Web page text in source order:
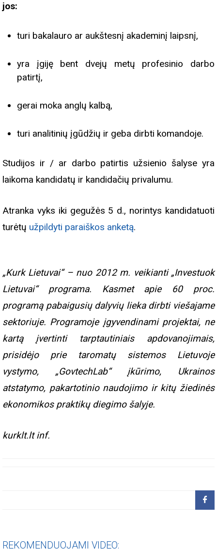
jos:
turi bakalauro ar aukštesnį akademinį laipsnį,
yra įgiję bent dvejų metų profesinio darbo
patirtį,
gerai moka anglų kalbą,
turi analitinių įgūdžių ir geba dirbti komandoje.
Studijos ir / ar darbo patirtis užsienio šalyse yra
laikoma kandidatų ir kandidačių privalumu.
Atranka vyks iki gegužės 5 d., norintys kandidatuoti
turėtų užpildyti paraiškos anketą.
„Kurk Lietuvai“ – nuo 2012 m. veikianti „Investuok
Lietuvai“ programa. Kasmet apie 60 proc.
programą pabaigusių dalyvių lieka dirbti viešajame
sektoriuje. Programoje įgyvendinami projektai, ne
kartą įvertinti tarptautiniais apdovanojimais,
prisidėjo prie taromatų sistemos Lietuvoje
vystymo, „GovtechLab“ įkūrimo, Ukrainos
atstatymo, pakartotinio naudojimo ir kitų žiedinės
ekonomikos praktikų diegimo šalyje.
kurklt.lt inf.
REKOMENDUOJAMI VIDEO: